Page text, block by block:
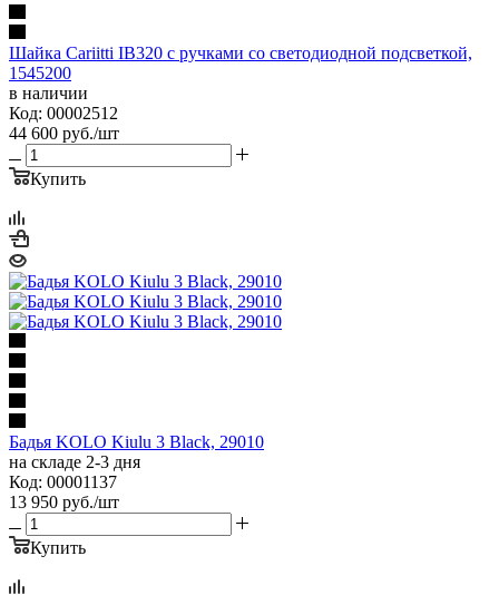
Шайка Cariitti IB320 с ручками со светодиодной подсветкой,
1545200
в наличии
Код: 00002512
44 600 руб./шт
Купить
Бадья KOLO Kiulu 3 Black, 29010
на складе 2-3 дня
Код: 00001137
13 950 руб./шт
Купить